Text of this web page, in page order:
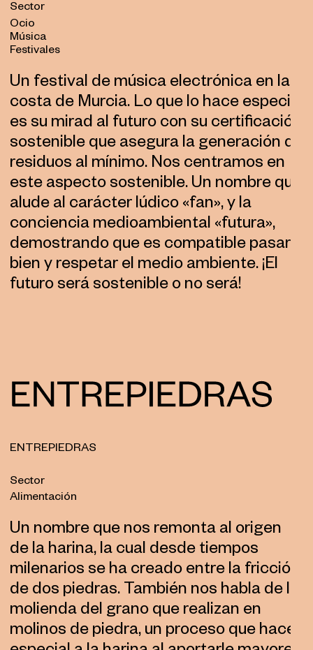
Un festival de música electrónica en la
costa de Murcia. Lo que lo hace especial
es su mirad al futuro con su certificación
sostenible que asegura la generación de
residuos al mínimo. Nos centramos en
este aspecto sostenible. Un nombre que
alude al carácter lúdico «fan», y la
conciencia medioambiental «futura»,
demostrando que es compatible pasarlo
bien y respetar el medio ambiente. ¡El
futuro será sostenible o no será!
Sector
Ocio
Música
Festivales
Un nombre que nos remonta al origen
de la harina, la cual desde tiempos
milenarios se ha creado entre la fricción
de dos piedras. También nos habla de la
molienda del grano que realizan en
molinos de piedra, un proceso que hace
ENTREPIEDRAS
Sector
Alimentación